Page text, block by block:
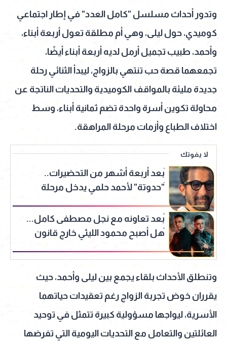
وتدور أحداث مسلسل "كامل العدد" في إطار اجتماعي
كوميدي، حول ليلى، وهي أم مطلقة تعول أربعة أبناء،
وأحمد، طبيب تجميل أرمل لديه أربعة أبناء أيضًا،
تجمعهما قصة حب تنتهي بالزواج، ليبدأ الثنائي رحلة
جديدة مليئة بالمواقف الكوميدية والتحديات الناتجة عن
محاولة تكوين أسرة واحدة تضم ثمانية أبناء، وسط
اختلاف الطباع وأزمات مرحلة المراهقة.
لا يفوتك
بعد أربعة أشهر من التحضيرات..
"حدوتة" لأحمد حلمي يدخل مرحلة
بعد تعاونه مع نجل مصطفى كامل...
هل أصبح محمود الليثي خارج قانون
نقابة الموسيقيين؟
وتنطلق الأحداث بلقاء يجمع بين ليلى وأحمد، حيث
يقرران خوض تجربة الزواج رغم تعقيدات حياتهما
الأسرية، ليواجها مسؤولية كبيرة تتمثل في توحيد
العائلتين والتعامل مع التحديات اليومية التي تفرضها